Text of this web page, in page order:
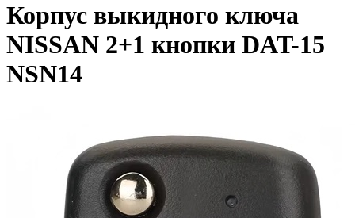
Корпус выкидного ключа
NISSAN 2+1 кнопки DAT-15
NSN14